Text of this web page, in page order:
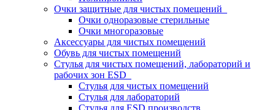
Очки защитные для чистых помещений
Очки одноразовые стерильные
Очки многоразовые
Аксессуары для чистых помещений
Обувь для чистых помещений
Стулья для чистых помещений, лабораторий и
рабочих зон ESD
Стулья для чистых помещений
Стулья для лабораторий